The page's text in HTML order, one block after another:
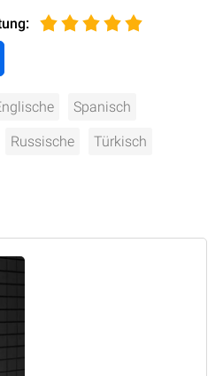
:
Spanisch
Russische Türkisch